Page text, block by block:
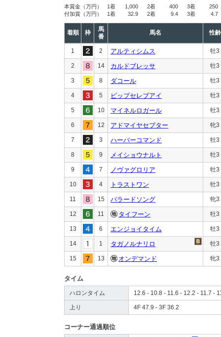
本賞金 （万円） 1着 1,000 2着 400 3着
250
付加賞 （万円） 1着 32.9 2着 9.4 3着 4.7
着順 枠
馬
番
馬名 性齢
1 2 アルティシムス 牡3
2 14 カルドブレッサ 牡3
3 8 ダコール 牡3
4 5 ビップセレブアイ 牡3
5 10 マイネルロガール 牡3
6 12 アドマイヤセプター 牝3
7 3 ハーバーコマンド 牡3
8 9 メイショウナルト 牡3
9 7 ノヴァグロリア 牡3
10 4 トラストワン 牡3
11 15 バラードソング 牝3
12 11 タイフーン 牡3
13 6 エンジョイタイム 牡3
14 1 タガノルナリロ 牡3
15 13 オンデマンド 牝3
タイム
ハロンタイム 12.6 - 10.8 - 11.6 - 12.2 - 11.7 -
上り 4F 47.9 - 3F 36.2
コーナー通過順位